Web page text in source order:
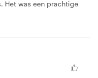
Het was een prachtige